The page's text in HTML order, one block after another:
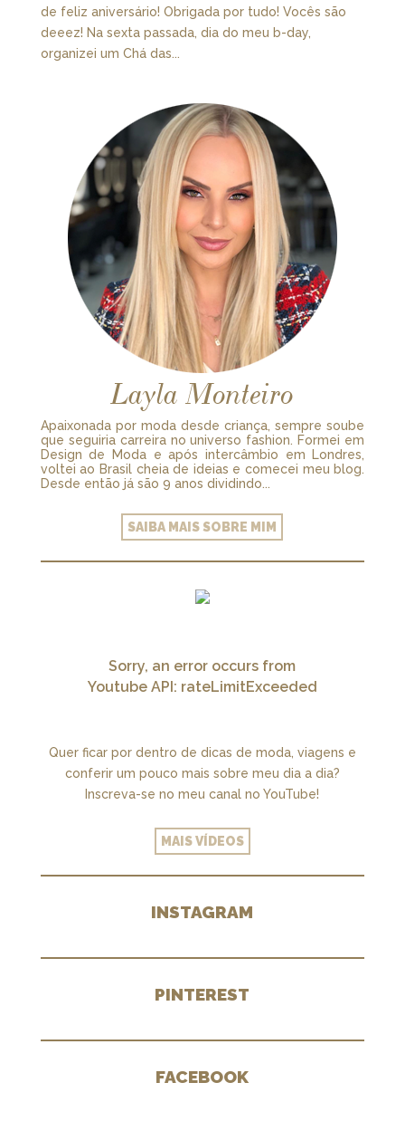
de feliz aniversário! Obrigada por tudo! Vocês são
deeez! Na sexta passada, dia do meu b-day,
organizei um Chá das...
Layla Monteiro
Apaixonada por moda desde criança, sempre soube
que seguiria carreira no universo fashion. Formei em
Design de Moda e após intercâmbio em Londres,
voltei ao Brasil cheia de ideias e comecei meu blog.
Desde então já são 9 anos dividindo...
SAIBA MAIS SOBRE MIM
Sorry, an error occurs from
Youtube API: rateLimitExceeded
Quer ficar por dentro de dicas de moda, viagens e
conferir um pouco mais sobre meu dia a dia?
Inscreva-se no meu canal no YouTube!
MAIS VÍDEOS
INSTAGRAM
PINTEREST
FACEBOOK